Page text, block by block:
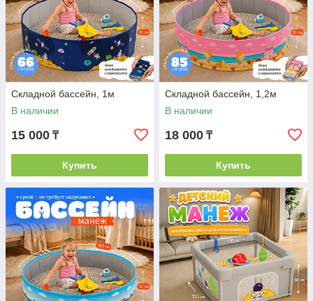
Складной бассейн, 1м
В наличии
15 000 ₸
Купить
Складной бассейн, 1,2м
В наличии
18 000 ₸
Купить